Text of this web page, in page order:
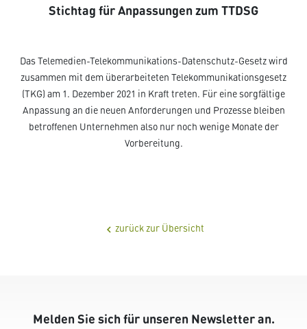
Stichtag für Anpassungen zum TTDSG
Das Telemedien-Telekommunikations-Datenschutz-Gesetz wird
zusammen mit dem überarbeiteten Telekommunikationsgesetz
(TKG) am 1. Dezember 2021 in Kraft treten. Für eine sorgfältige
Anpassung an die neuen Anforderungen und Prozesse bleiben
betroffenen Unternehmen also nur noch wenige Monate der
Vorbereitung.
chevron_left zurück zur Übersicht
Melden Sie sich für unseren Newsletter an.